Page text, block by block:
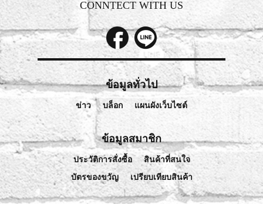
CONNTECT WITH US
ข้อมูลทั่วไป
ข่าว บล็อก แผนผังเว็บไซต์
ข้อมูลสมาชิก
ประวัติการสั่งซื้อ
สินค้าที่สนใจ
บัตรของขวัญ
เปรียบเทียบสินค้า